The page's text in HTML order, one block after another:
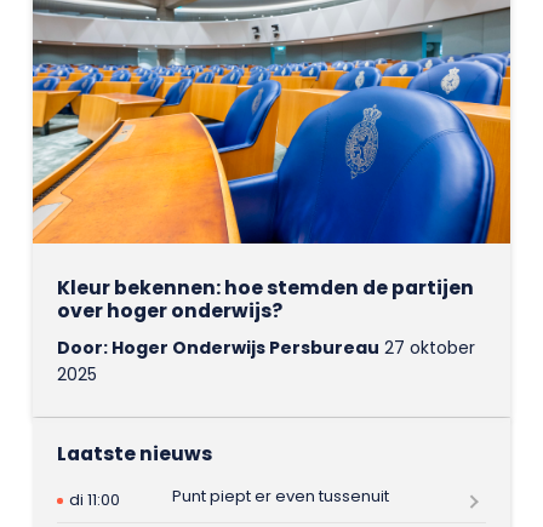
Kleur bekennen: hoe stemden de partijen
over hoger onderwijs?
Door: Hoger Onderwijs Persbureau 27 oktober
2025
Laatste nieuws
di 11:00
Punt piept er even tussenuit